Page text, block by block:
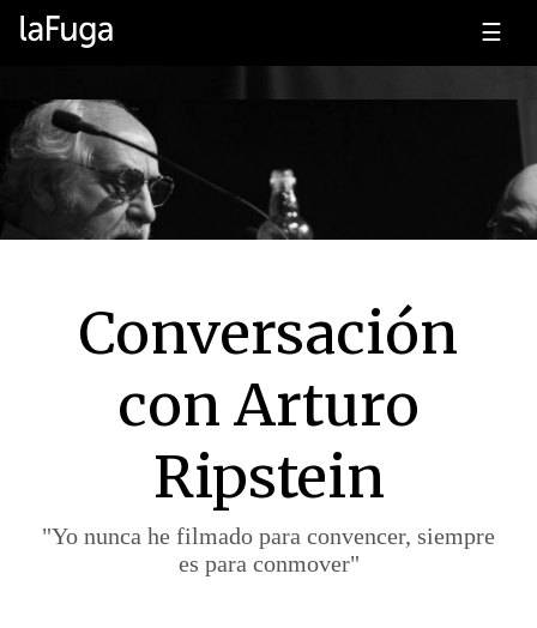
☰
Conversación
con Arturo
Ripstein
"Yo nunca he filmado para convencer, siempre
es para conmover"